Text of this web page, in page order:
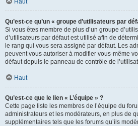
Haut
Qu’est-ce qu’un « groupe d’utilisateurs par
Si vous êtes membre de plus d’un groupe
d’utilisateurs par défaut est utilisé afin de
le rang qui vous sera assigné par défaut. Les
peuvent vous autoriser à modifier vous-même
défaut depuis le panneau de contrôle de
Haut
Qu’est-ce que le lien « L’équipe » ?
Cette page liste les membres de l’équipe du
administrateurs et les modérateurs, en plus de
supplémentaires tels que les forums qu’ils